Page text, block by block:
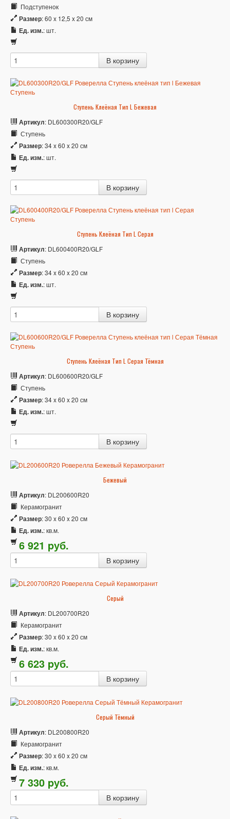
Подступенок
Размер: 60 x 12,5 x 20 см
Ед. изм.: шт.
Ступень Клеёная Тип L Бежевая
Артикул: DL600300R20/GLF
Ступень
Размер: 34 x 60 x 20 см
Ед. изм.: шт.
Ступень Клеёная Тип L Серая
Артикул: DL600400R20/GLF
Ступень
Размер: 34 x 60 x 20 см
Ед. изм.: шт.
Ступень Клеёная Тип L Серая Тёмная
Артикул: DL600600R20/GLF
Ступень
Размер: 34 x 60 x 20 см
Ед. изм.: шт.
Бежевый
Артикул: DL200600R20
Керамогранит
Размер: 30 x 60 x 20 см
Ед. изм.: кв.м.
6 921 pуб.
Серый
Артикул: DL200700R20
Керамогранит
Размер: 30 x 60 x 20 см
Ед. изм.: кв.м.
6 623 pуб.
Серый Тёмный
Артикул: DL200800R20
Керамогранит
Размер: 30 x 60 x 20 см
Ед. изм.: кв.м.
7 330 pуб.